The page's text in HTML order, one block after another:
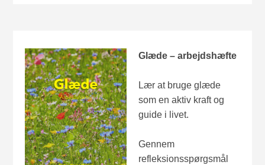
Glæde – arbejdshæfte
Lær at bruge glæde
som en aktiv kraft og
guide i livet.
Gennem
refleksionsspørgsmål